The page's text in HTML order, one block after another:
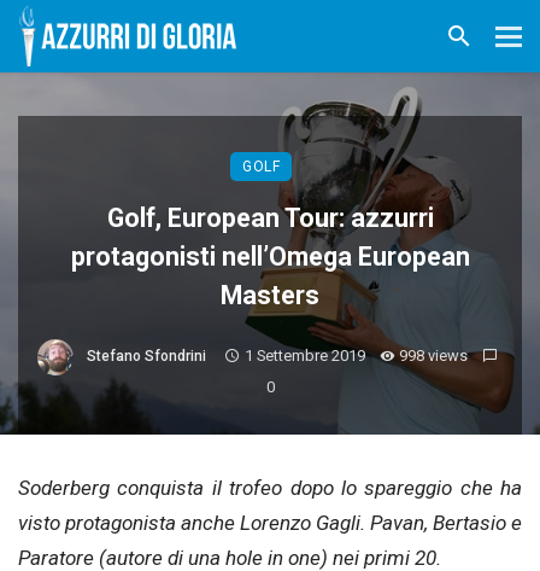
GOLF
Golf, European Tour: azzurri
protagonisti nell’Omega European
Masters
Stefano Sfondrini 1 Settembre 2019
998 views
0
Soderberg conquista il trofeo dopo lo spareggio che ha
visto protagonista anche Lorenzo Gagli. Pavan, Bertasio e
Paratore (autore di una hole in one) nei primi 20.